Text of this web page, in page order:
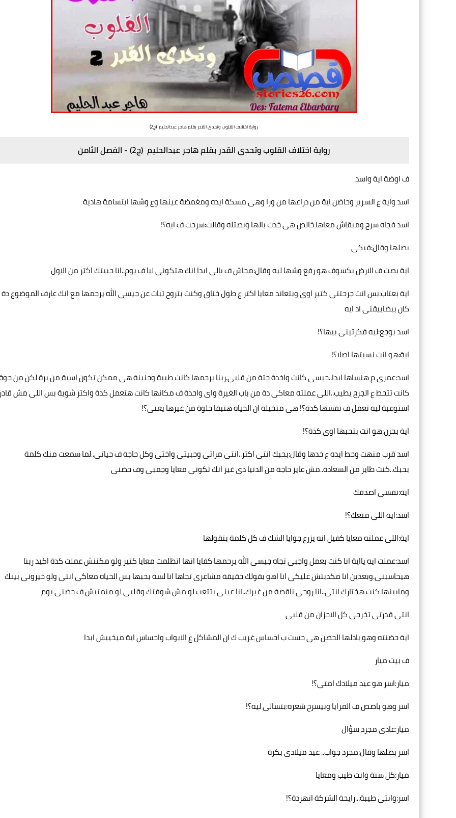
رواية اختلاف القلوب وتحدى القدر بقلم هاجر عبدالحليم (ج2)
رواية اختلاف القلوب وتحدى القدر بقلم هاجر عبدالحليم (ج2) - الفصل الثامن
ف اوضة اية واسد
اسد واية ع السرير وحاضن اية من دراعها من ورا وهى مسكة ايده ومغمضة عينها وع وشها ابتسامة هادية
اسد فجاه سرح ومبقاش معاها خالص هى خدت بالها وبصتله وقالت:سرحت ف ايه؟!
بصلها وقال:فيكى
اية بصت ف الارض بكسوف هو رفع وشها ليه وقال:مجاش ف بالى ابدا انك هتكونى ليا ف يوم..انا حبيتك اكتر من الاول
اية بعتاب:بس انت جرحتنى كتير اوى وبتعاند معايا اكتر ع طول خناق وكنت بتروح تبات عن جيسى الله يرحمها مع انك عارف الموضوع دة
كان ببضاييقنى اد ايه
اسد بوجع:ليه فكرتينى بيها؟!
اية:هو انت نسيتها اصلا؟!
اسد:عمرى م هنساها ابدا..جيسى كانت واخدة حتة من قلبى.ربنا يرحمها كانت طيبة وحنينة هى ممكن تكون اسية من برة لكن من
كانت تتحط ع الجرح يطيب..اللى عملته معاكى دة من باب الغيرة واى واحدة ف مكانها كانت هتعمل كدة واكتر شوية بس اللى مش
استوعبة ليه تعمل ف نفسها كدة؟! هى متخيلة ان الحياه هتبقا حلوة من غيرها يعنى؟!
اية بحزن:هو انت بتحبها اوى كدة؟!
اسد قرب منهت وحط ايده ع خدها وقال:بحبك انتى اكتر..انتى مراتى وحبيتى واختى وكل حاجة ف حياتى..لما سمعت منك كلمة
بحبك..كنت طاير من السعادة..مش عايز حاجة من الدنيا دى غير انك تكونى معايا وجمبى وف حضنى
اية:نفسى اصدقك
اسد:ايه اللى منعك؟!
اية:اللى عملته معايا كفيل انه يزرع جوايا الشك ف كل كلمة بتقولها
اسد:عملت ايه يااية انا كنت بعمل واجبى تجاه جيسى الله يرحمها كفايا انها اتظلمت معايا كتير ولو مكننش عملت كدة اكيد ربنا
هيحاسبنى.وبعدين انا مكدبتش عليكى انا اهو بقولك حقيقة مشاعرى تجاها انا لسة بحبها بس الحياه معاكى انتى ولو خيرونى بينك
ومابينها كنت هختارك انتى..انا روحى ناقصة من غيرك..انا عينى بتتعب لو مش شوفتك وقلبى لو منمتيش ف حضنى يوم
انتى قدرتى تخرجى كل الاحزان من قلبى
اية حضنته وهو بادلها الحضن هى حست ب احساس غريب ك ان المشاكل ع الابواب واحساس اية ميخيبش ابدا
ف بيت ميار
ميار:اسر هو عيد ميلادك امتى؟!
اسر وهو باصص ف المرايا وبيسرح شعره:بتسالى ليه؟!
ميار:عادى مجرد سؤال
اسر بصلها وقال:مجرد جواب.. عيد ميلادى بكرة
ميار:كل سنة وانت طيب ومعايا
اسر:وانتى طيبة...رايحة الشركة انهردة؟!